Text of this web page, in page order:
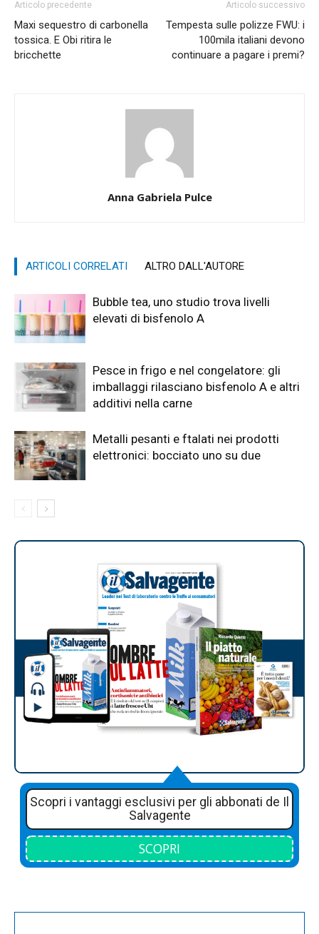
Articolo precedente
Maxi sequestro di carbonella
tossica. E Obi ritira le
bricchette
Articolo successivo
Tempesta sulle polizze FWU: i
100mila italiani devono
continuare a pagare i premi?
Anna Gabriela Pulce
ARTICOLI CORRELATI ALTRO DALL'AUTORE
Bubble tea, uno studio trova livelli
elevati di bisfenolo A
Pesce in frigo e nel congelatore: gli
imballaggi rilasciano bisfenolo A e altri
additivi nella carne
Metalli pesanti e ftalati nei prodotti
elettronici: bocciato uno su due
Scopri i vantaggi esclusivi per gli abbonati de Il
Salvagente
SCOPRI